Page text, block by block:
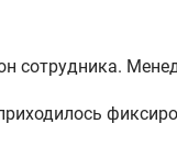
сотрудника.